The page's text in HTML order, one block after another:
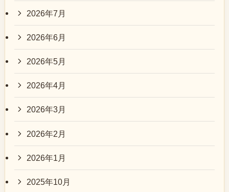
2026年7月
2026年6月
2026年5月
2026年4月
2026年3月
2026年2月
2026年1月
2025年10月